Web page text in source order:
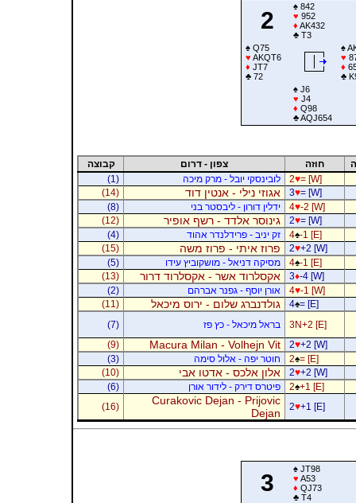
2
♠842
♥ 952
♦ AK432
♣T3
♠Q75
♥ AKQT6
♦ JT7
♣72
♠
♥
♦
♣
♠J6
♥ J4
♦ Q98
♣AQJ654
חוזה צפון - דרום
קבוצה
2♥= [W] לובינסקי יובל - מרק מיכה
(1)
3♥= [W] אגוזי נילי - אנטין דוד
(14)
4♥-2 [W] ידלין דורון - ליבסטר בני
(8)
2♥= [W] גינוסר אלדד - רשף אופיר
(12)
4♠-1 [E] זק יניב - פרידלנדר אהוד
(4)
2♥+2 [W] פרוז איתי - פרוז משה
(15)
4♠-1 [E] מסיקה דניאל - מושקוביץ עידו
(5)
3♦-4 [W] אקסלרוד אשר - אקסלרוד דרור
(13)
4♥-1 [W] אורן יוסף - גפנר אברהם
(2)
4♠= [E] גולדנברג שלום - ירוס מיכאל
(11)
3N+2 [E]
בראל מיכאל - כץ פז
(7)
2♥+2 [W]
Macura Milan - Volhejn Vit
(9)
2♠= [E] חוטר יפה - אלול סימה
(3)
2♥+2 [W] אלון אלכס - אדטו אבי
(10)
2♠+1 [E] פיטרס דירק - לידור אורן
(6)
2♥+1 [E]
Curakovic Dejan - Prijovic
Dejan
(16)
3
♠JT98
♥ A53
♦ QJ73
♣T4